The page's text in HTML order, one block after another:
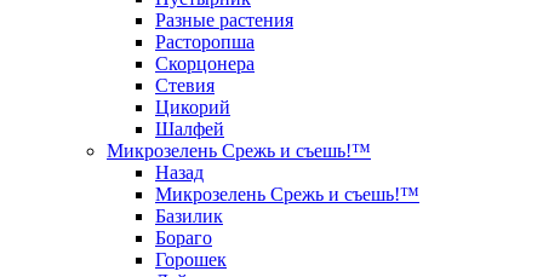
Разные растения
Расторопша
Скорцонера
Стевия
Цикорий
Шалфей
Микрозелень Срежь и съешь!™
Назад
Микрозелень Срежь и съешь!™
Базилик
Бораго
Горошек